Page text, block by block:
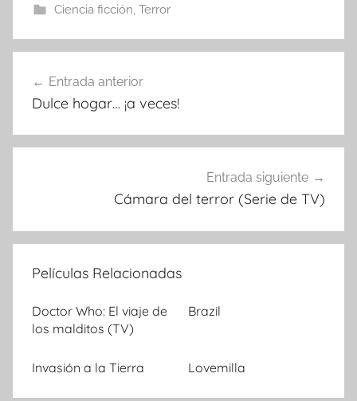
Ciencia ficción, Terror
Navegación
de
entradas
Entrada anterior
Dulce hogar… ¡a veces!
Entrada siguiente
Cámara del terror (Serie de TV)
Películas Relacionadas
Doctor Who: El viaje de
los malditos (TV)
Brazil
Invasión a la Tierra Lovemilla